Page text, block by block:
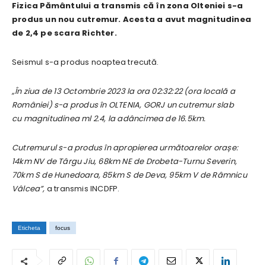
Fizica Pământului a transmis că în zona Olteniei s-a
produs un nou cutremur. Acesta a avut magnitudinea
de 2,4 pe scara Richter.
Seismul s-a produs noaptea trecută.
„În ziua de 13 Octombrie 2023 la ora 02:32:22 (ora locală a
României) s-a produs în OLTENIA, GORJ un cutremur slab
cu magnitudinea ml 2.4, la adâncimea de 16.5km.
Cutremurul s-a produs în apropierea următoarelor orașe:
14km NV de Târgu Jiu, 68km NE de Drobeta-Turnu Severin,
70km S de Hunedoara, 85km S de Deva, 95km V de Râmnicu
Vâlcea”, a transmis INCDFP.
Eticheta focus